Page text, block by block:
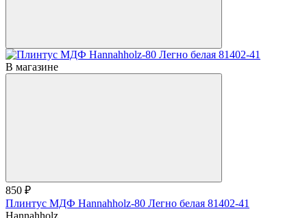
В магазине
850 ₽
Плинтус МДФ Hannahholz-80 Легно белая 81402-41
Hannahholz